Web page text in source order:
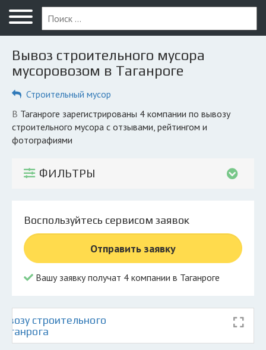
Меню
Главная
Вопрос юристу
Компании
КОМПАНИЯМ
© 2026 Все права защищены
Вывоз строительного мусора
мусоровозом в Таганроге
Строительный мусор
в Таганроге зарегистрированы 4 компании по вывозу
строительного мусора с отзывами, рейтингом и
фотографиями
ФИЛЬТРЫ
Воспользуйтесь сервисом заявок
Отправить заявку
Вашу заявку получат 4 компании в Таганроге
строительного